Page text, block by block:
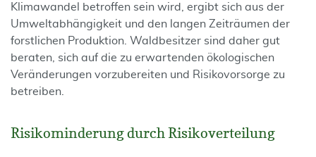
Klimawandel betroffen sein wird, ergibt sich aus der
Umweltabhängigkeit und den langen Zeiträumen der
forstlichen Produktion. Waldbesitzer sind daher gut
beraten, sich auf die zu erwartenden ökologischen
Veränderungen vorzubereiten und Risikovorsorge zu
betreiben.
Risikominderung durch Risikoverteilung